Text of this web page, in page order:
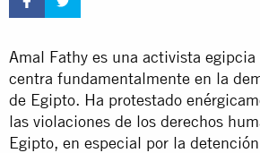
Amal Fathy es una activista egipcia
centra fundamentalmente en la
de Egipto. Ha protestado
las violaciones de los derechos
Egipto, en especial por la